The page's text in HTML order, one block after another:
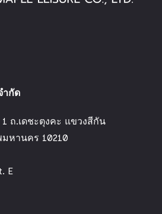
ำกัด
ถ.เดชะตุงคะ แขวงสีกัน
มหานคร 10210
E